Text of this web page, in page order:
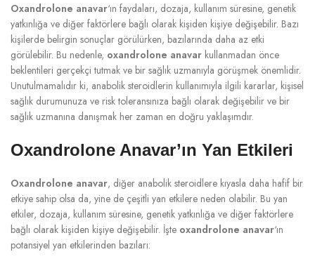
Oxandrolone anavar‘ın faydaları, dozaja, kullanım süresine, genetik
yatkınlığa ve diğer faktörlere bağlı olarak kişiden kişiye değişebilir. Bazı
kişilerde belirgin sonuçlar görülürken, bazılarında daha az etki
görülebilir. Bu nedenle, oxandrolone anavar kullanmadan önce
beklentileri gerçekçi tutmak ve bir sağlık uzmanıyla görüşmek önemlidir.
Unutulmamalıdır ki, anabolik steroidlerin kullanımıyla ilgili kararlar, kişisel
sağlık durumunuza ve risk toleransınıza bağlı olarak değişebilir ve bir
sağlık uzmanına danışmak her zaman en doğru yaklaşımdır.
Oxandrolone Anavar’ın Yan Etkileri
Oxandrolone anavar, diğer anabolik steroidlere kıyasla daha hafif bir
etkiye sahip olsa da, yine de çeşitli yan etkilere neden olabilir. Bu yan
etkiler, dozaja, kullanım süresine, genetik yatkınlığa ve diğer faktörlere
bağlı olarak kişiden kişiye değişebilir. İşte oxandrolone anavar‘ın
potansiyel yan etkilerinden bazıları: